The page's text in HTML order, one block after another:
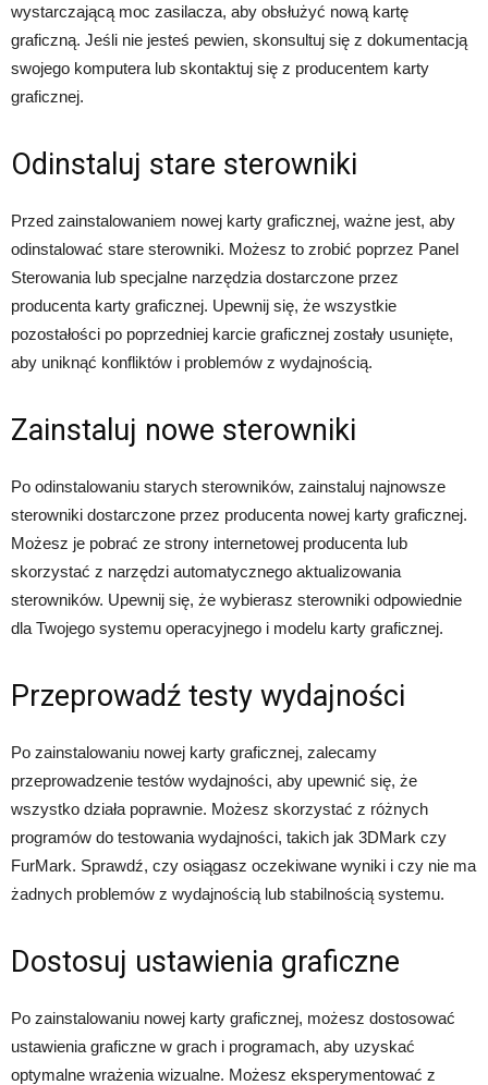
wystarczającą moc zasilacza, aby obsłużyć nową kartę
graficzną. Jeśli nie jesteś pewien, skonsultuj się z dokumentacją
swojego komputera lub skontaktuj się z producentem karty
graficznej.
Odinstaluj stare sterowniki
Przed zainstalowaniem nowej karty graficznej, ważne jest, aby
odinstalować stare sterowniki. Możesz to zrobić poprzez Panel
Sterowania lub specjalne narzędzia dostarczone przez
producenta karty graficznej. Upewnij się, że wszystkie
pozostałości po poprzedniej karcie graficznej zostały usunięte,
aby uniknąć konfliktów i problemów z wydajnością.
Zainstaluj nowe sterowniki
Po odinstalowaniu starych sterowników, zainstaluj najnowsze
sterowniki dostarczone przez producenta nowej karty graficznej.
Możesz je pobrać ze strony internetowej producenta lub
skorzystać z narzędzi automatycznego aktualizowania
sterowników. Upewnij się, że wybierasz sterowniki odpowiednie
dla Twojego systemu operacyjnego i modelu karty graficznej.
Przeprowadź testy wydajności
Po zainstalowaniu nowej karty graficznej, zalecamy
przeprowadzenie testów wydajności, aby upewnić się, że
wszystko działa poprawnie. Możesz skorzystać z różnych
programów do testowania wydajności, takich jak 3DMark czy
FurMark. Sprawdź, czy osiągasz oczekiwane wyniki i czy nie ma
żadnych problemów z wydajnością lub stabilnością systemu.
Dostosuj ustawienia graficzne
Po zainstalowaniu nowej karty graficznej, możesz dostosować
ustawienia graficzne w grach i programach, aby uzyskać
optymalne wrażenia wizualne. Możesz eksperymentować z